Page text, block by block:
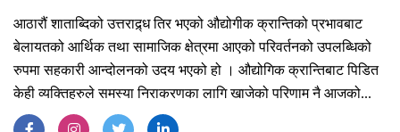
आठारौं शाताब्दिको उत्तराद्र्ध तिर भएको औद्योगीक क्रान्तिको प्रभावबाट
बेलायतको आर्थिक तथा सामाजिक क्षेत्रमा आएको परिवर्तनको उपलब्धिको
रुपमा सहकारी आन्दोलनको उदय भएको हो । औद्योगिक क्रान्तिबाट पिडित
केही व्यक्तिहरुले समस्या निराकरणका लागि खाजेको परिणाम नै आजको...